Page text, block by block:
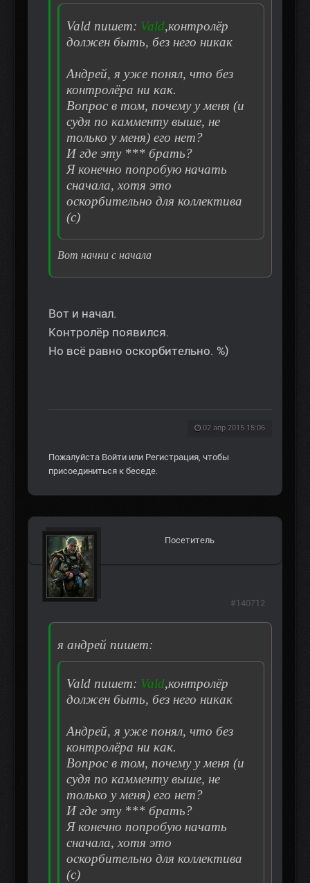
Vald пишет: Vald,контролёр
должен быть, без него никак
Андрей, я уже понял, что без
контролёра ни как.
Вопрос в том, почему у меня (и
судя по камменту выше, не
только у меня) его нет?
И где эту *** брать?
Я конечно попробую начать
сначала, хотя это
оскорбительно для коллектива
(с)
Вот начни с начала
Вот и начал.
Контролёр появился.
Но всё равно оскорбительно. %)
02 апр 2015 15:06
Пожалуйста Войти или Регистрация, чтобы
присоединиться к беседе.
Посетитель
я андрей пишет:
Vald пишет: Vald,контролёр
должен быть, без него никак
Андрей, я уже понял, что без
контролёра ни как.
Вопрос в том, почему у меня (и
судя по камменту выше, не
только у меня) его нет?
И где эту *** брать?
Я конечно попробую начать
сначала, хотя это
оскорбительно для коллектива
(с)
#140712